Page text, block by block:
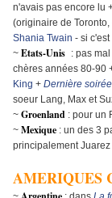
n'avais pas encore lu
(originaire de
Shania Twain - si
~ Etats-Unis : pas
chères années 80-90
King + Dernière soirée
soeur Lang, Max et
~ Groenland : pour un
~ Mexique : un des 3
principalement
AMERIQUES